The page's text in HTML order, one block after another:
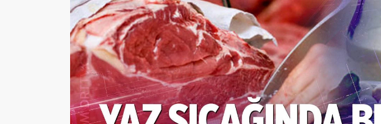
Yazarlar
Resmi İlan
Resmi Reklam